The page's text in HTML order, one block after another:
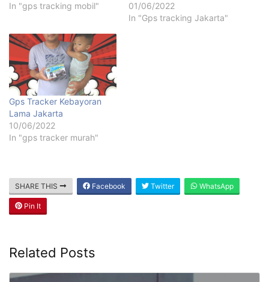
In "gps tracking mobil"
01/06/2022
In "Gps tracking Jakarta"
Gps Tracker Kebayoran
Lama Jakarta
10/06/2022
In "gps tracker murah"
SHARE THIS Facebook Twitter WhatsApp
Pin It
Related Posts